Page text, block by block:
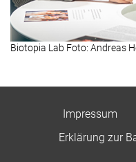
Biotopia Lab Foto: Andreas
Impressum
Erklärung zur